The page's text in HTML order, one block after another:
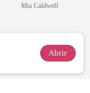
Mia Caldwell
Abrir